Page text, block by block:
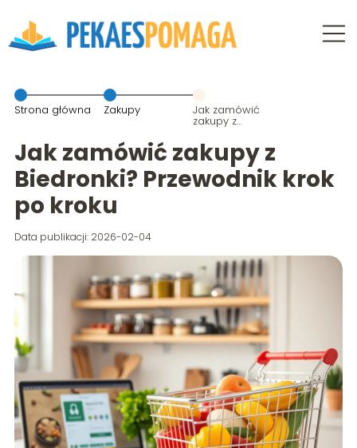
Strona główna Zakupy Jak zamówić
zakupy z
Przewodnik
krok po kroku
Jak zamówić zakupy z
Biedronki? Przewodnik krok
po kroku
Data publikacji: 2026-02-04